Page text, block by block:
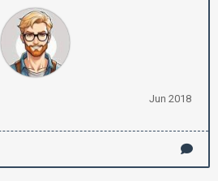
Jun 2018